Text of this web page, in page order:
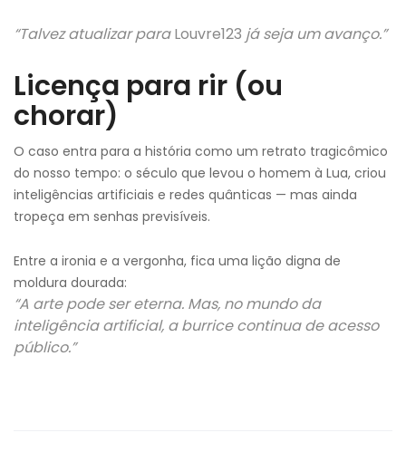
“Talvez atualizar paraLouvre123 já seja um avanço.”
Licença para rir (ou
chorar)
O caso entra para a história como um retrato tragicômico
do nosso tempo: o século que levou o homem à Lua, criou
inteligências artificiais e redes quânticas — mas ainda
tropeça em senhas previsíveis.
Entre a ironia e a vergonha, fica uma lição digna de
moldura dourada:
“A arte pode ser eterna. Mas, no mundo da
inteligência artificial, a burrice continua de acesso
público.”